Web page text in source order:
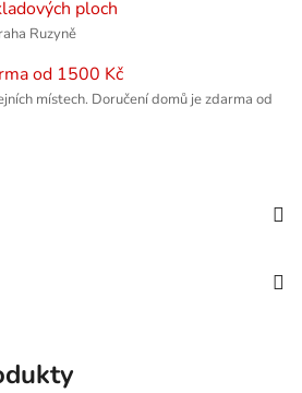
ploch
Ruzyně
od 1500 Kč
místech. Doručení domů je zdarma od